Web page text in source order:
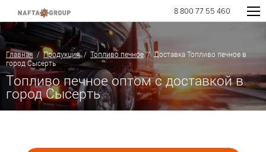
8 800 77 55 460
Главная /Продукция/ Топливо печное/ Доставка Топливо печное в
город Сысерть
Топливо печное оптом с доставкой в
город Сысерть